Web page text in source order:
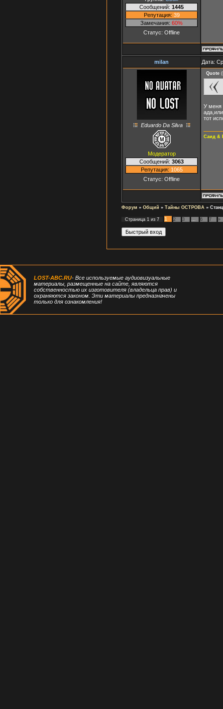
Сообщений: 1445
Репутация: 39
Замечания: 60%
Статус: Offline
milan Дата:
Eduardo Da Silva
Модератор
Сообщений: 3063
Репутация: 1065
Статус: Offline
Quote (
У меня
тот
Саид &
Форум » Общий » Тайны ОСТРОВА »
Страница 1 из 7 1 2 3 6 7 »
LOST-ABC.RU- Все используемые аудиовизуальные
материалы, размещенные на сайте, являются
собственностью их изготовителя (владельца прав) и
охраняются законом. Эти материалы предназначены
только для ознакомления!